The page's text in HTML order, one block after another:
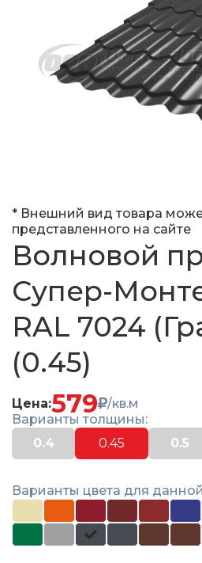
* Внешний вид товара
представленного на сайте
Волновой
Супер-
RAL 7024
(0.45)
Цена:579
/кв.м
Варианты толщины:
0.4
0.45 0.5
Варианты цвета для